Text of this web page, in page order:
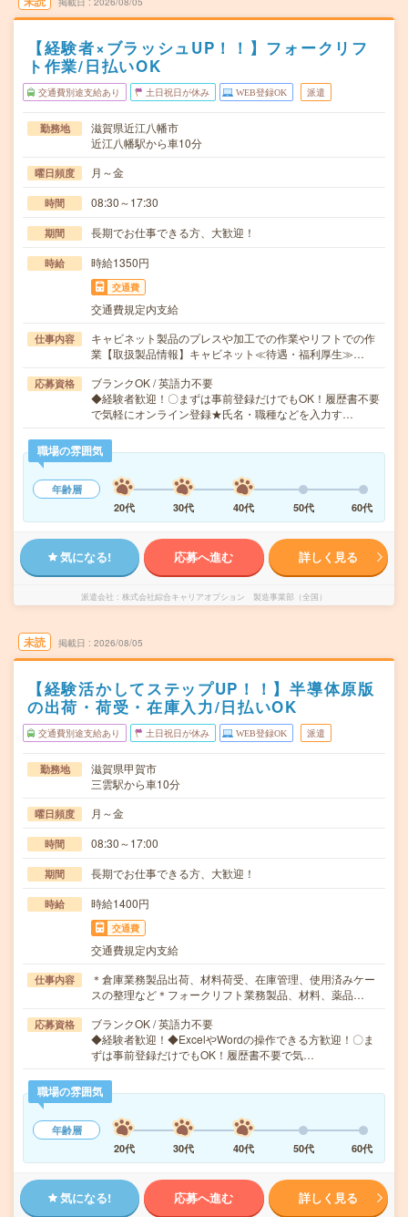
【経験者×ブラッシュUP！！】フォークリフ
ト作業/日払いOK
交通費別途支給あり 土日祝日が休み WEB登録OK 派遣
勤務地
滋賀県近江八幡市
近江八幡駅から車10分
曜日頻度 月～金
時間 08:30～17:30
期間 長期でお仕事できる方、大歓迎！
時給 時給1350円
交通費
交通費規定内支給
仕事内容
キャビネット製品のプレスや加工での作業やリフトでの作
業【取扱製品情報】キャビネット≪待遇・福利厚生≫…
応募資格
ブランクOK / 英語力不要
◆経験者歓迎！〇まずは事前登録だけでもOK！履歴書不要
で気軽にオンライン登録★氏名・職種などを入力す…
職場の雰囲気
年齢層
20代
30代 40代 50代 60代
気になる! 応募へ進む 詳しく見る
派遣会社 株式会社綜合キャリアオプション 製造事業部（全国）
未読 掲載日 2026/08/05
【経験活かしてステップUP！！】半導体原版
の出荷・荷受・在庫入力/日払いOK
交通費別途支給あり 土日祝日が休み WEB登録OK 派遣
勤務地
滋賀県甲賀市
三雲駅から車10分
曜日頻度 月～金
時間 08:30～17:00
期間 長期でお仕事できる方、大歓迎！
時給 時給1400円
交通費
交通費規定内支給
仕事内容
＊倉庫業務製品出荷、材料荷受、在庫管理、使用済みケー
スの整理など＊フォークリフト業務製品、材料、薬品…
応募資格
ブランクOK / 英語力不要
◆経験者歓迎！◆ExcelやWordの操作できる方歓迎！〇ま
ずは事前登録だけでもOK！履歴書不要で気…
職場の雰囲気
年齢層
20代
30代 40代 50代 60代
気になる! 応募へ進む 詳しく見る